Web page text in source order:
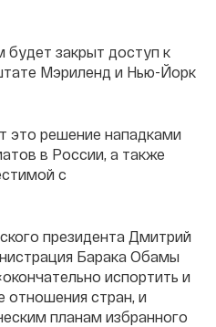
закрыт доступ к
Мэриленд и Нью-Йорк
это решение нападками
в России, а также
с
президента Дмитрий
Барака Обамы
испортить и
отношения стран, и
планам избранного